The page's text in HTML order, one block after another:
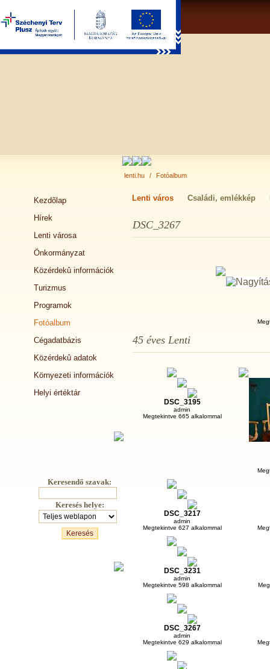
lenti.hu / Fotóalbum
Kezdõlap
Hírek
Lenti városa
Önkormányzat
Közérdekû információk
Turizmus
Programok
Fotóalbum
Cégadatbázis
Közérdekû adatok
Környezeti információk
Helyi értéktár
Keresendő szavak:
Keresés helye:
Lenti város Családi, emlékkép
DSC_3267
45 éves Lenti
DSC_3195
admin
Megtekintve 665 alkalommal
DSC_3217
admin
Megtekintve 627 alkalommal
DSC_3231
admin
Megtekintve 598 alkalommal
DSC_3267
admin
Megtekintve 629 alkalommal